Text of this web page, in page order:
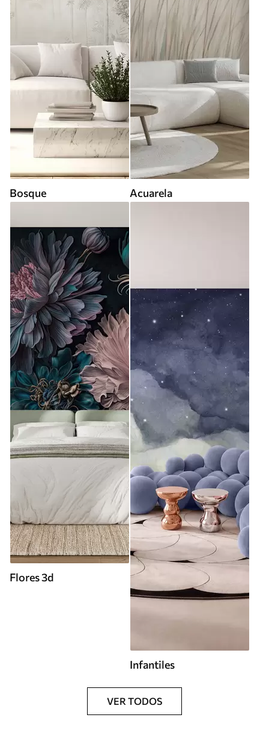
Bosque Acuarela
Flores 3d
Infantiles
VER TODOS